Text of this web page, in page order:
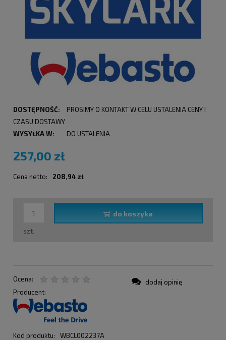
DOSTĘPNOŚĆ:
PROSIMY O KONTAKT W CELU USTALENIA CENY I
CZASU DOSTAWY
WYSYŁKA W:
DO USTALENIA
257,00 zł
Cena netto: 208,94 zł
szt.
do koszyka
Ocena:
Producent:
Kod produktu:
WBCL002237A
dodaj opinię